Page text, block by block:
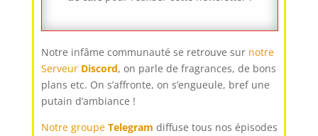
Notre infâme communauté se retrouve sur notre
Serveur Discord, on parle de fragrances, de bons
plans etc. On s’affronte, on s’engueule, bref une
putain d’ambiance !
Notre groupe Telegram diffuse tous nos épisodes